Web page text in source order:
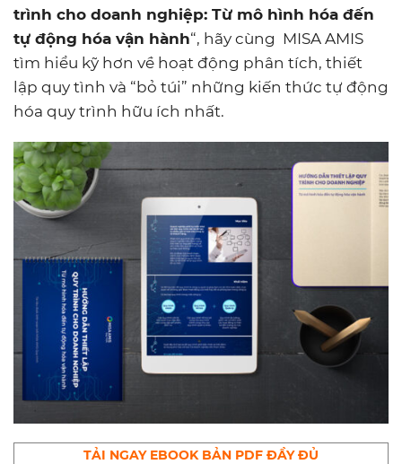
trình cho doanh nghiệp: Từ mô hình hóa đến
tự động hóa vận hành“, hãy cùng MISA AMIS
tìm hiểu kỹ hơn về hoạt động phân tích, thiết
lập quy tình và “bỏ túi” những kiến thức tự động
hóa quy trình hữu ích nhất.
TẢI NGAY EBOOK BẢN PDF ĐẦY ĐỦ